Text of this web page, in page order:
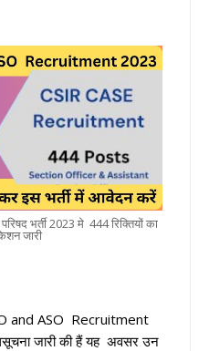
भर्ती 2023 मे 444 रिक्तियों का
जारी
and ASO Recruitment
जारी की हैं यह अवसर उन